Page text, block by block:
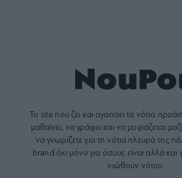
Το site που ζει και αγαπάει τα νότια
μαθαίνει, να γράφει και να μοιράζεται
να γνωρίζετε για τη νότια πλευρά της
brand όχι μόνο για όσους είναι αλλά και
νιώθουν νότιοι.